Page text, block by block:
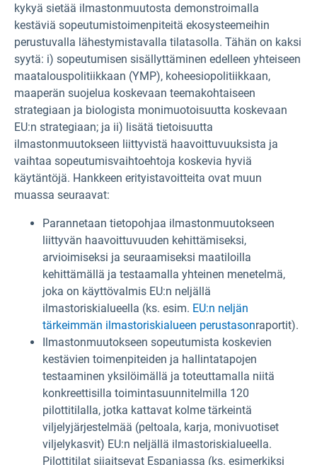
kykyä sietää ilmastonmuutosta demonstroimalla
kestäviä sopeutumistoimenpiteitä ekosysteemeihin
perustuvalla lähestymistavalla tilatasolla. Tähän on kaksi
syytä: i) sopeutumisen sisällyttäminen edelleen yhteiseen
maatalouspolitiikkaan (YMP), koheesiopolitiikkaan,
maaperän suojelua koskevaan teemakohtaiseen
strategiaan ja biologista monimuotoisuutta koskevaan
EU:n strategiaan; ja ii) lisätä tietoisuutta
ilmastonmuutokseen liittyvistä haavoittuvuuksista ja
vaihtaa sopeutumisvaihtoehtoja koskevia hyviä
käytäntöjä. Hankkeen erityistavoitteita ovat muun
muassa seuraavat:
Parannetaan tietopohjaa ilmastonmuutokseen
liittyvän haavoittuvuuden kehittämiseksi,
arvioimiseksi ja seuraamiseksi maatiloilla
kehittämällä ja testaamalla yhteinen menetelmä,
joka on käyttövalmis EU:n neljällä
ilmastoriskialueella (ks. esim. EU:n neljän
tärkeimmän ilmastoriskialueen perustasonraportit).
Ilmastonmuutokseen sopeutumista koskevien
kestävien toimenpiteiden ja hallintatapojen
testaaminen yksilöimällä ja toteuttamalla niitä
konkreettisilla toimintasuunnitelmilla 120
pilottitilalla, jotka kattavat kolme tärkeintä
viljelyjärjestelmää (peltoala, karja, monivuotiset
viljelykasvit) EU:n neljällä ilmastoriskialueella.
Pilottitilat sijaitsevat Espanjassa (ks. esimerkiksi